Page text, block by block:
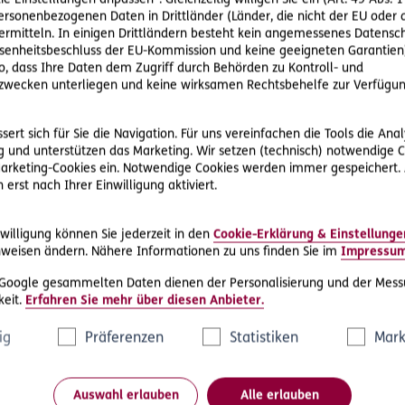
Daten in Drittländer (Länder, die nicht der EU oder
In einigen Drittländern besteht kein angemessenes
der EU-Kommission und keine geeigneten
dass Ihre Daten dem Zugriff durch Behörden zu Kontroll- und
unterliegen und keine wirksamen Rechtsbehelfe zur
sich für Sie die Navigation. Für uns vereinfachen die Tools die
und unterstützen das Marketing. Wir setzen (technisch) notwendige
Cookies ein. Notwendige Cookies werden immer
erst nach Ihrer Einwilligung aktiviert.
können Sie jederzeit in den Cookie-Erklärung &
ändern. Nähere Informationen zu uns finden Sie im
gesammelten Daten dienen der Personalisierung und der
Erfahren Sie mehr über diesen Anbieter.
Präferenzen Statistiken
Auswahl erlauben Alle erlauben
Rechtsschutz-
D.A.S. Direkthilfe®
Sie benötigen ein Schreiben an die
außergerichtliche Lösung an
Rechtsschutzfall melden